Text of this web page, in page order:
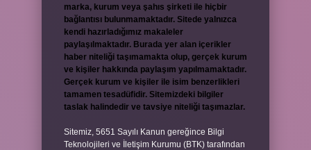
marka, kurum veya şahıs şirketi ile hiçbir
bağlantısı bulunmamaktadır. Sitede yalnızca
kendi hazırladığımız makaleler
paylaşılmaktadır. Burada yer alan içerikler
haber niteliği taşımamakta olup, gerçek kurum
ve kişiler hakkında paylaşım yapılmamaktadır.
Gerçek kurum ve kişiler ile isim benzerlikleri
tamamen tesadüfidir. Sitemizdeki bilgiler
taslak halindedir ve tavsiye niteliği taşımazlar.
Sitemiz, 5651 Sayılı Kanun gereğince Bilgi
Teknolojileri ve İletişim Kurumu (BTK) tarafından